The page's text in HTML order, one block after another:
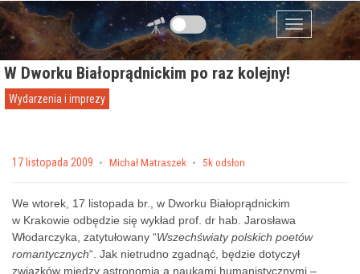
Przejdź do zawartości
Menu
W Dworku Białoprądnickim po raz kolejny!
Wydarzenia i imprezy
Posted on
17 listopada 2009 by Michał Matraszek 5k odsłon
We wtorek, 17 listopada br., w Dworku Białoprądnickim
w Krakowie odbędzie się wykład prof. dr hab. Jarosława
Włodarczyka, zatytułowany “Wszechświaty polskich poetów
romantycznych“. Jak nietrudno zgadnąć, będzie dotyczył
związków między astronomią a naukami humanistycznymi –